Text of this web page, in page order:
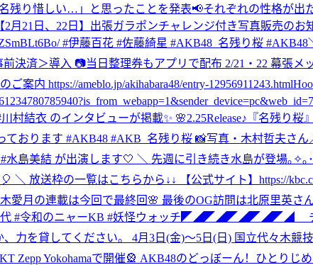
り惜しい…」と思ったことを発表📢それぞれの性格が出た
【2月21日、22日】出張ガラポンチャレンジ付き写真販売のお
#伊藤百花 #佐藤綺星 #AKB48_名残り桜 #AKB48
済＞導入 📷当日整理券もアプリで配布 2/21・22 幕張メ
案内 https://ameblo.jp/akihabara48/entry-12956911243.html
村結衣 のインタビューが掲載✨ 🌸2.25Release♪『名残り
ております #AKB48 #AKB_名残り桜 📸写真・木村哲夫さん
島美結 が出演します🤍 ＼ 先週に引き続き水島が登場｡✧｡
放送枠の一覧はこちらから↓↓ 【公式サイト】https://
愛月の連載は今回で最終回🌸 最後のOG訪問は北原里英さ
#令和のニャーKB #妖怪ウォッチ ◤◢◤◢◤◢◤◢◤◢ チケ
力を貸してください。 4月3日(金)〜5日(日) 国立代々木
Zepp Yokohamaで開催🎡 AKB48のどっぼーん！ひとり